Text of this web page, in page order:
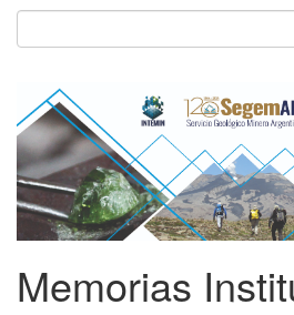
Memorias